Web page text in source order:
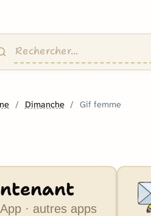
Dimanche Gif femme
· autres apps